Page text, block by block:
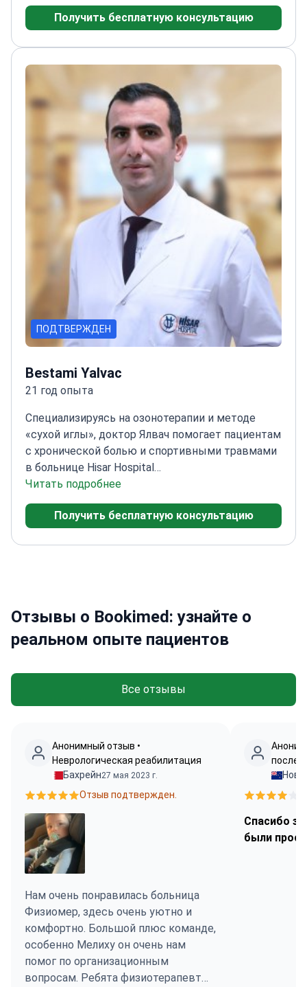
реабилитации при нарушениях памяти,
эпилепсии и расстройствах снаПроводил
исследования в Гентском
университетеОпубликовал множество научных
работ в международных
журналах
Специализируется на функциональной
нейровизуализации для точной диагностики и
лечения
Получить бесплатную консультацию
ПОДТВЕРЖДЕН
Bestami Yalvac
21 год опыта
Специализируясь на озонотерапии и методе
«сухой иглы», доктор Ялвач помогает пациентам
с хронической болью и спортивными травмами
в больнице Hisar Hospital
Intercontinental. Доцент Университета Галата с
обширным опытом в области
реабилитацииСпециализируется на лечении
Читать подробнее
Получить бесплатную консультацию
Отзывы о Bookimed: узнайте о
реальном опыте пациентов
Все отзывы
Анонимный отзыв •
Неврологическая реабилитация
Бахрейн27 мая 2023 г.
Отзыв подтвержден.
Нам очень понравилась больница
Физиомер, здесь очень уютно и
комфортно. Большой плюс команде,
особенно Мелиху он очень нам
помог по организационным
вопросам. Ребята физиотерапевты
после
Спасибо
были